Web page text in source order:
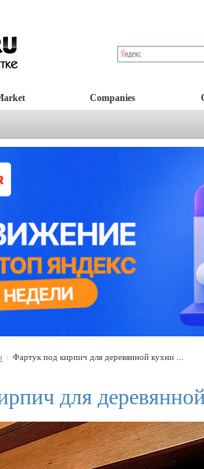
Companies
\ Фартук под кирпич для деревянной кухни ...
для